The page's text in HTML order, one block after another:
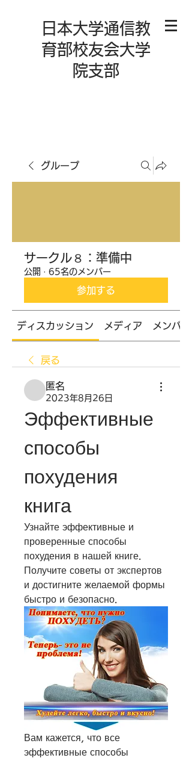
日本大学通信教
育部校友会大学
院支部
グループ
サークル８：準備中
公開 · 65名のメンバー
参加する
ディスカッション メディア メンバー
戻る
匿名
2023年8月26日
Эффективные
способы
похудения
книга
Узнайте эффективные и
проверенные способы
похудения в нашей книге.
Получите советы от экспертов
и достигните желаемой формы
быстро и безопасно.
Вам кажется, что все
эффективные способы